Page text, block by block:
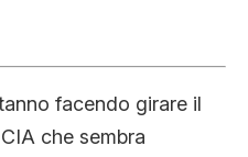
facendo girare il
che sembra